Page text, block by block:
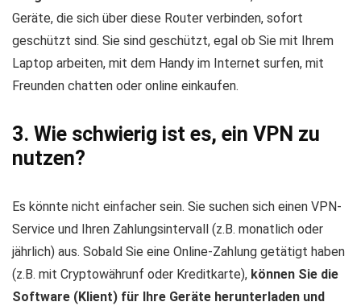
Geräte, die sich über diese Router verbinden, sofort
geschützt sind. Sie sind geschützt, egal ob Sie mit Ihrem
Laptop arbeiten, mit dem Handy im Internet surfen, mit
Freunden chatten oder online einkaufen.
3. Wie schwierig ist es, ein VPN zu
nutzen?
Es könnte nicht einfacher sein. Sie suchen sich einen VPN-
Service und Ihren Zahlungsintervall (z.B. monatlich oder
jährlich) aus. Sobald Sie eine Online-Zahlung getätigt haben
(z.B. mit Cryptowährunf oder Kreditkarte), können Sie die
Software (Klient) für Ihre Geräte herunterladen und